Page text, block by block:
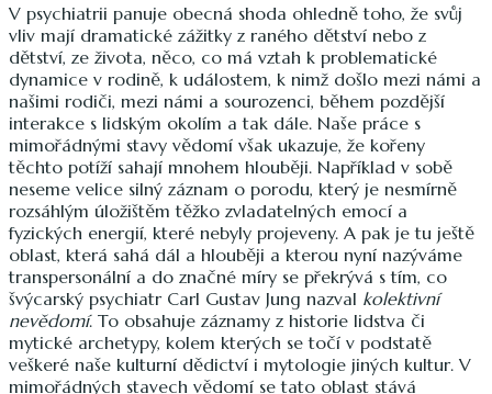
V psychiatrii panuje obecná shoda ohledně toho, že svůj
vliv mají dramatické zážitky z raného dětství nebo z
dětství, ze života, něco, co má vztah k problematické
dynamice v rodině, k událostem, k nimž došlo mezi námi a
našimi rodiči, mezi námi a sourozenci, během pozdější
interakce s lidským okolím a tak dále. Naše práce s
mimořádnými stavy vědomí však ukazuje, že kořeny
těchto potíží sahají mnohem hlouběji. Například v sobě
neseme velice silný záznam o porodu, který je nesmírně
rozsáhlým úložištěm těžko zvladatelných emocí a
fyzických energií, které nebyly projeveny. A pak je tu ještě
oblast, která sahá dál a hlouběji a kterou nyní nazýváme
transpersonální a do značné míry se překrývá s tím, co
švýcarský psychiatr Carl Gustav Jung nazval kolektivní
nevědomí. To obsahuje záznamy z historie lidstva či
mytické archetypy, kolem kterých se točí v podstatě
veškeré naše kulturní dědictví i mytologie jiných kultur. V
mimořádných stavech vědomí se tato oblast stává